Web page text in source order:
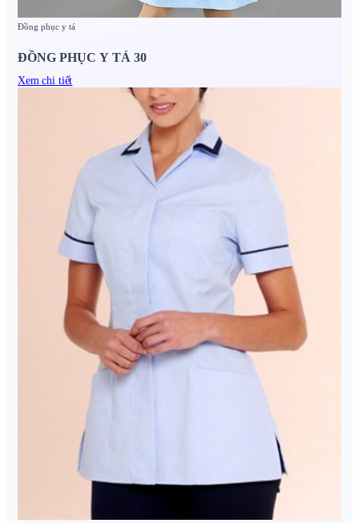
Đồng phục y tá
ĐỒNG PHỤC Y TÁ 30
Xem chi tiết